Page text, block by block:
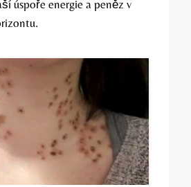
úspoře energie a⁣ peněz v